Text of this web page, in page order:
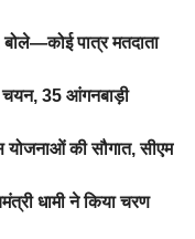
बोले—कोई पात्र मतदाता
चयन, 35 आंगनबाड़ी
योजनाओं की सौगात, सीएम
धामी ने किया चरण